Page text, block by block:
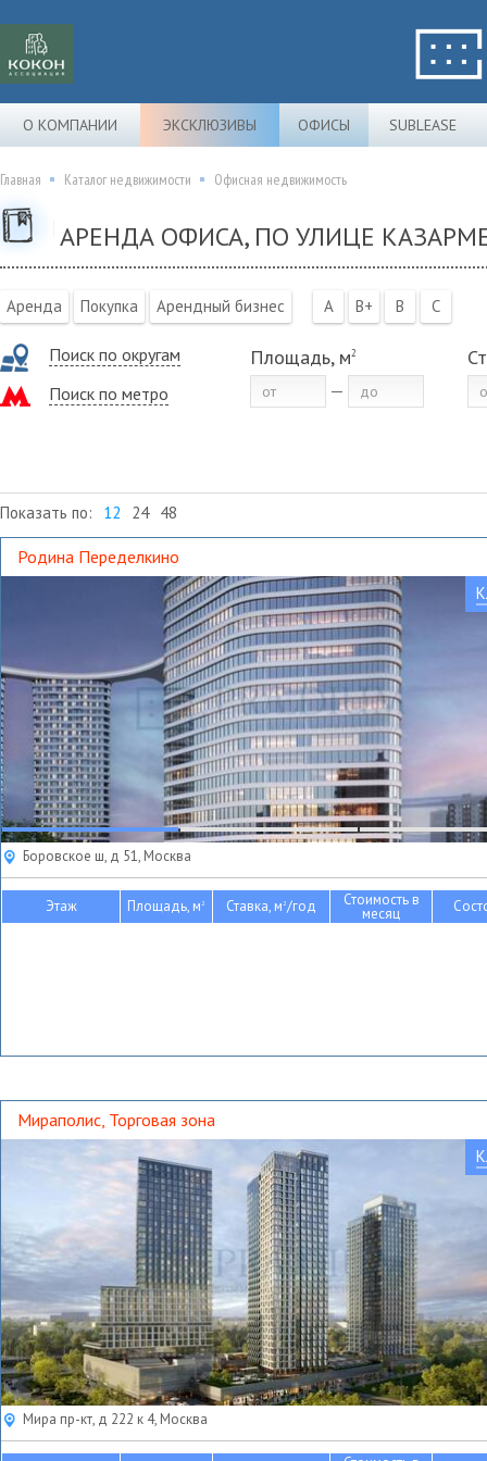
О КОМПАНИИ ЭКСКЛЮЗИВЫ ОФИСЫ SUBLEASE
Главная Каталог недвижимости Офисная недвижимость
АРЕНДА ОФИСА, ПО УЛИЦЕ
Аренда Покупка Арендный бизнес A B+ B C
Поиск по округам
Поиск по метро
Площадь, м2
Показать по: 12 24 48
Родина Переделкино
Боровское ш, д 51, Москва
Этаж Площадь, м2 Ставка, м2/год Стоимость в
месяц
Мираполис, Торговая зона
Мира пр-кт, д 222 к 4, Москва